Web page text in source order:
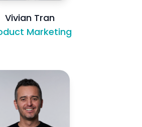
Vivian Tran
Marketing